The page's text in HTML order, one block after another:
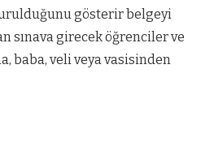
gösterir belgeyi
sınava girecek öğrenciler ve
baba, veli veya vasisinden